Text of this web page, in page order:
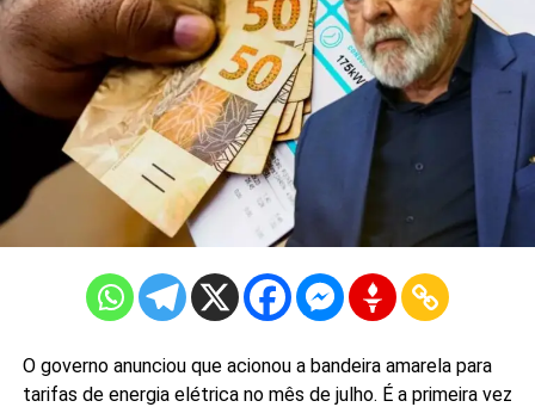
O governo anunciou que acionou a bandeira amarela para
tarifas de energia elétrica no mês de julho. É a primeira vez